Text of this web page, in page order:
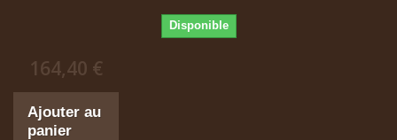
Disponible
164,40 €
Ajouter au
panier